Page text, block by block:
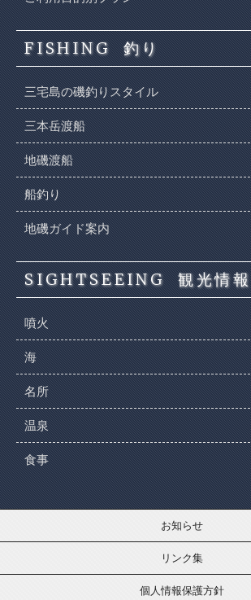
FISHING 釣り
三宅島の磯釣りスタイル
三本岳渡船
地磯渡船
船釣り
地磯ガイド案内
SIGHTSEEING 観光情報
噴火
海
名所
温泉
食事
お知らせ
リンク集
個人情報保護方針